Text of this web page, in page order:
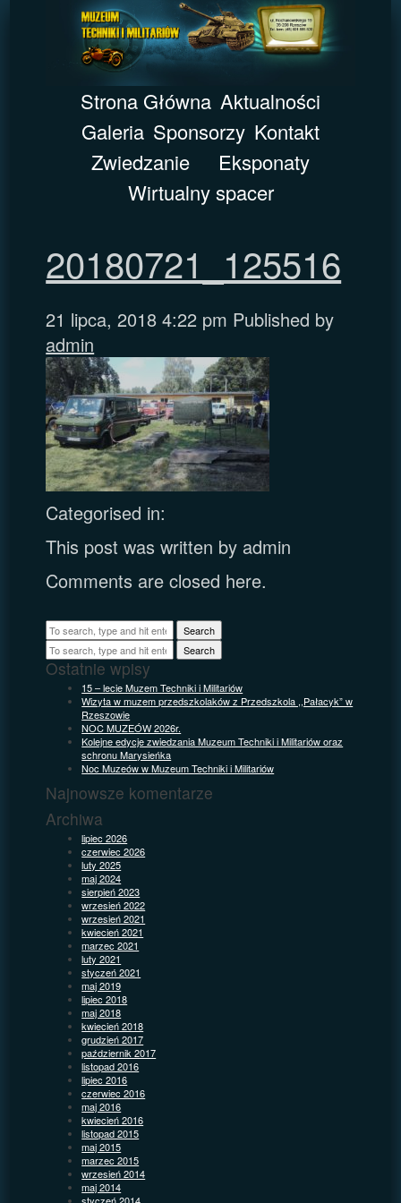
Strona Główna Aktualności
Galeria Sponsorzy Kontakt
Zwiedzanie
Eksponaty
Wirtualny spacer
20180721_125516
21 lipca, 2018 4:22 pm Published by
admin
Categorised in:
This post was written by admin
Comments are closed here.
Search
Search
Ostatnie wpisy
15 – lecie Muzem Techniki i Militariów
Wizyta w muzem przedszkolaków z Przedszkola ,,Pałacyk” w
Rzeszowie
NOC MUZEÓW 2026r.
Kolejne edycje zwiedzania Muzeum Techniki i Militariów oraz
schronu Marysieńka
Noc Muzeów w Muzeum Techniki i Militariów
Najnowsze komentarze
Archiwa
lipiec 2026
czerwiec 2026
luty 2025
maj 2024
sierpień 2023
wrzesień 2022
wrzesień 2021
kwiecień 2021
marzec 2021
luty 2021
styczeń 2021
maj 2019
lipiec 2018
maj 2018
kwiecień 2018
grudzień 2017
październik 2017
listopad 2016
lipiec 2016
czerwiec 2016
maj 2016
kwiecień 2016
listopad 2015
maj 2015
marzec 2015
wrzesień 2014
maj 2014